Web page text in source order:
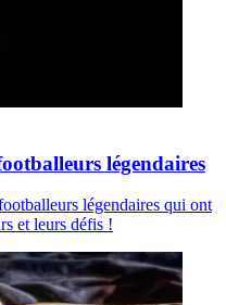
légendaires
légendaires qui ont
et leurs défis !